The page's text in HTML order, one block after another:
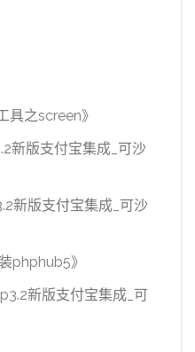
具之screen》
新版支付宝集成_可沙
新版支付宝集成_可沙
phphub5》
新版支付宝集成_可